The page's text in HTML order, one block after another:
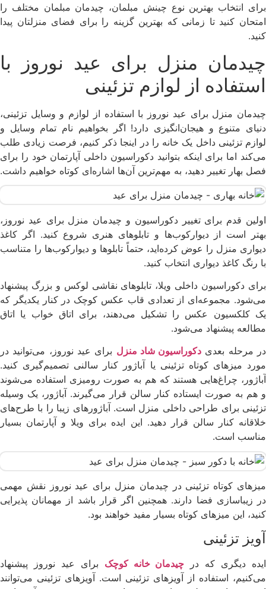
برای انتخاب بهترین نوع چینش مبلمان، چیدمان مبلمان مختلف را
امتحان کنید تا زمانی که بهترین گزینه را برای فضای منزلتان پیدا
کنید.
چیدمان منزل برای عید نوروز با
استفاده از لوازم تزئینی
چیدمان منزل برای عید نوروز با استفاده از لوازم و وسایل تزئینی،
دنیای متنوع و هیجان‌انگیزی دارد! اگر بخواهیم نام تمام وسایل و
لوازم تزئینی داخل یک خانه را در اینجا ذکر کنیم، فرصت زیادی طلب
می‌کند اما برای اینکه بتوانید دکوراسیون داخلی آپارتمان خود را برای
فصل بهار تغییر دهید، به مهم‌ترین آن‌ها اشاره‌ای کوتاه خواهیم داشت.
اولین قدم برای تغییر دکوراسیون و چیدمان منزل برای عید نوروز،
بهتر است از دیوارکوب‌ها و تابلوهای هنری شروع کنید. اگر کاغذ
دیواری منزل را عوض کرده‌اید، حتماً تابلوها و دیوارکوب‌ها را متناسب
با رنگ کاغذ دیواری انتخاب کنید.
برای دکوراسیون داخلی ویلا، تابلوهای نقاشی لوکس و بزرگ پیشنهاد
می‌شود. مجموعه‌ای از تعدادی قاب عکس کوچک در کنار یکدیگر که
یک کلکسیون عکس را تشکیل می‌دهند، برای اتاق خواب یا اتاق
مطالعه پیشنهاد می‌شود.
در مرحله بعدی دکوراسیون شاد منزل برای عید نوروز، می‌توانید در
مورد میزهای کوتاه تزئینی یا آباژور کنار سالنی تصمیم‌گیری کنید.
آباژور، چراغ‌هایی هستند که هم به صورت رومیزی استفاده می‌شوند
و هم به صورت ایستاده کنار سالن قرار می‌گیرند. آباژور، یک وسیله
تزئینی برای طراحی داخلی منزل است. آباژورهای زیبا را با طرح‌های
خلاقانه کنار سالن قرار دهید. این ایده برای ویلا و آپارتمان بسیار
مناسب است.
میزهای کوتاه تزئینی در چیدمان منزل برای عید نوروز نقش مهمی
در زیباسازی فضا دارند. همچنین اگر قرار باشد از مهمانان پذیرایی
کنید، این میزهای کوتاه بسیار مفید خواهند بود.
آویز تزئینی
ایده دیگری که در چیدمان خانه کوچک برای عید نوروز پیشنهاد
می‌کنیم، استفاده از آویزهای تزئینی است. آویزهای تزئینی می‌توانند